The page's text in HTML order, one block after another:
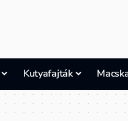
Kutyafajták